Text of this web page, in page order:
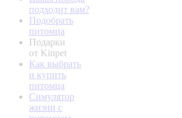
подходит вам?
Подобрать
питомца
Подарки
от Kinpet
Как выбрать
и купить
питомца
Симулятор
жизни с